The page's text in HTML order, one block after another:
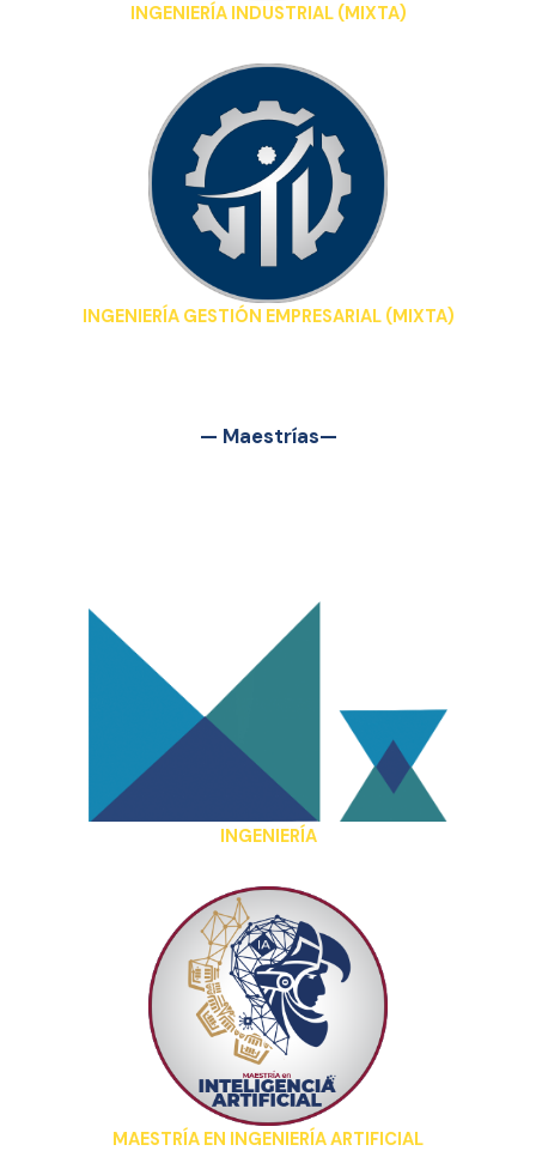
INGENIERÍA INDUSTRIAL (MIXTA)
INGENIERÍA GESTIÓN EMPRESARIAL (MIXTA)
— Maestrías—
INGENIERÍA
MAESTRÍA EN INGENIERÍA ARTIFICIAL